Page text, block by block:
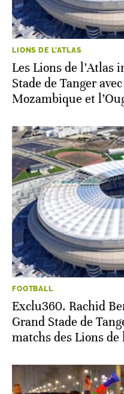
LIONS DE L'ATLAS
Les Lions de l’Atlas
Stade de Tanger
Mozambique et
FOOTBALL
Exclu360. Rachid
Grand Stade de
matchs des Lions de